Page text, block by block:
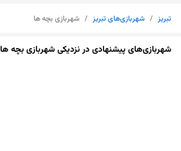
تبریز / شهربازی‌های تبریز / شهربازی بچه ها
شهربازی‌های پیشنهادی در نزدیکی شهربازی بچه ها